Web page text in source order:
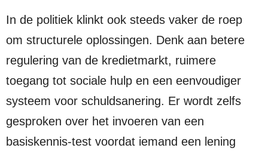
In de politiek klinkt ook steeds vaker de roep
om structurele oplossingen. Denk aan betere
regulering van de kredietmarkt, ruimere
toegang tot sociale hulp en een eenvoudiger
systeem voor schuldsanering. Er wordt zelfs
gesproken over het invoeren van een
basiskennis-test voordat iemand een lening